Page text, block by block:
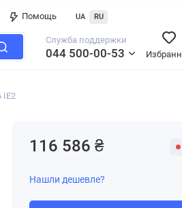
Помощь UA RU
Служба поддержки
044 500-00-53
IE2
116 586 ₴
Нашли дешевле?